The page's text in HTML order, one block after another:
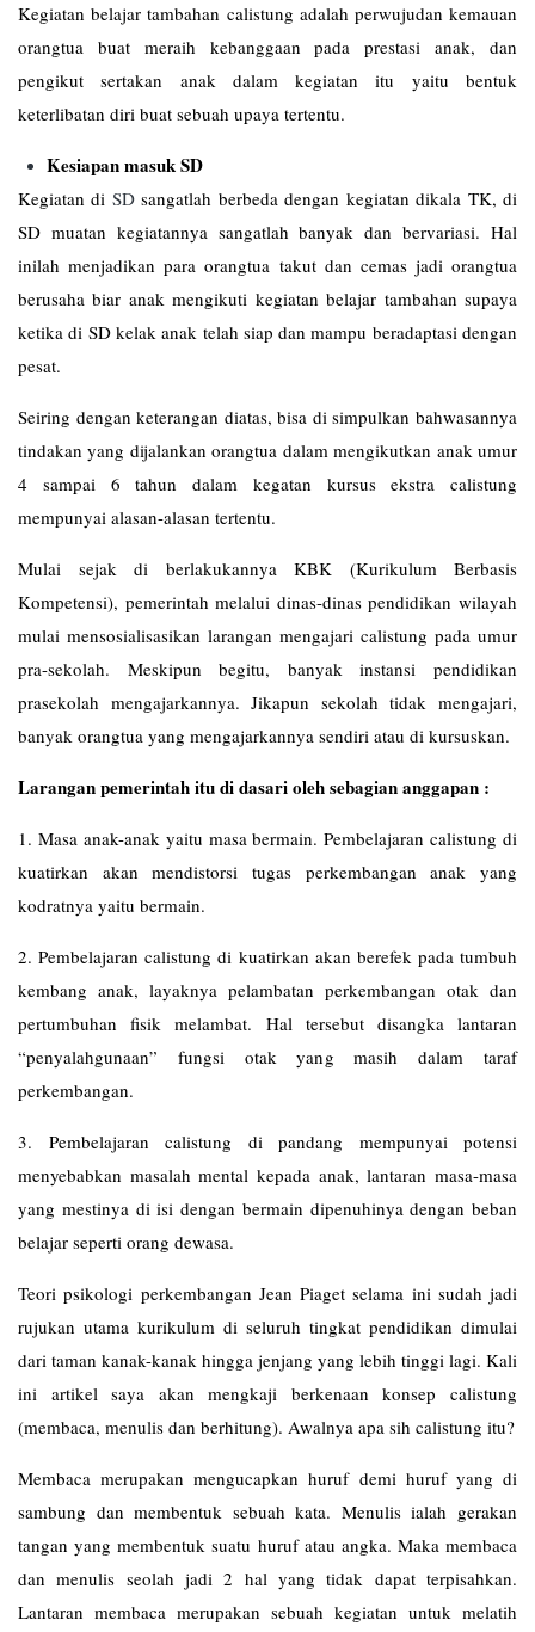
Kegiatan belajar tambahan calistung adalah perwujudan kemauan
orangtua buat meraih kebanggaan pada prestasi anak, dan
pengikut sertakan anak dalam kegiatan itu yaitu bentuk
keterlibatan diri buat sebuah upaya tertentu.
Kesiapan masuk SD
Kegiatan di SDsangatlah berbeda dengan kegiatan dikala TK, di
SD muatan kegiatannya sangatlah banyak dan bervariasi. Hal
inilah menjadikan para orangtua takut dan cemas jadi orangtua
berusaha biar anak mengikuti kegiatan belajar tambahan supaya
ketika di SD kelak anak telah siap dan mampu beradaptasi dengan
pesat.
Seiring dengan keterangan diatas, bisa di simpulkan bahwasannya
tindakan yang dijalankan orangtua dalam mengikutkan anak umur
4 sampai 6 tahun dalam kegatan kursus ekstra calistung
mempunyai alasan-alasan tertentu.
Mulai sejak di berlakukannya KBK (Kurikulum Berbasis
Kompetensi), pemerintah melalui dinas-dinas pendidikan wilayah
mulai mensosialisasikan larangan mengajari calistung pada umur
pra-sekolah. Meskipun begitu, banyak instansi pendidikan
prasekolah mengajarkannya. Jikapun sekolah tidak mengajari,
banyak orangtua yang mengajarkannya sendiri atau di kursuskan.
Larangan pemerintah itu di dasari oleh sebagian anggapan :
1. Masa anak-anak yaitu masa bermain. Pembelajaran calistung di
kuatirkan akan mendistorsi tugas perkembangan anak yang
kodratnya yaitu bermain.
2. Pembelajaran calistung di kuatirkan akan berefek pada tumbuh
kembang anak, layaknya pelambatan perkembangan otak dan
pertumbuhan fisik melambat. Hal tersebut disangka lantaran
“penyalahgunaan” fungsi otak yang masih dalam taraf
perkembangan.
3. Pembelajaran calistung di pandang mempunyai potensi
menyebabkan masalah mental kepada anak, lantaran masa-masa
yang mestinya di isi dengan bermain dipenuhinya dengan beban
belajar seperti orang dewasa.
Teori psikologi perkembangan Jean Piaget selama ini sudah jadi
rujukan utama kurikulum di seluruh tingkat pendidikan dimulai
dari taman kanak-kanak hingga jenjang yang lebih tinggi lagi. Kali
ini artikel saya akan mengkaji berkenaan konsep calistung
(membaca, menulis dan berhitung). Awalnya apa sih calistung itu?
Membaca merupakan mengucapkan huruf demi huruf yang di
sambung dan membentuk sebuah kata. Menulis ialah gerakan
tangan yang membentuk suatu huruf atau angka. Maka membaca
dan menulis seolah jadi 2 hal yang tidak dapat terpisahkan.
Lantaran membaca merupakan sebuah kegiatan untuk melatih